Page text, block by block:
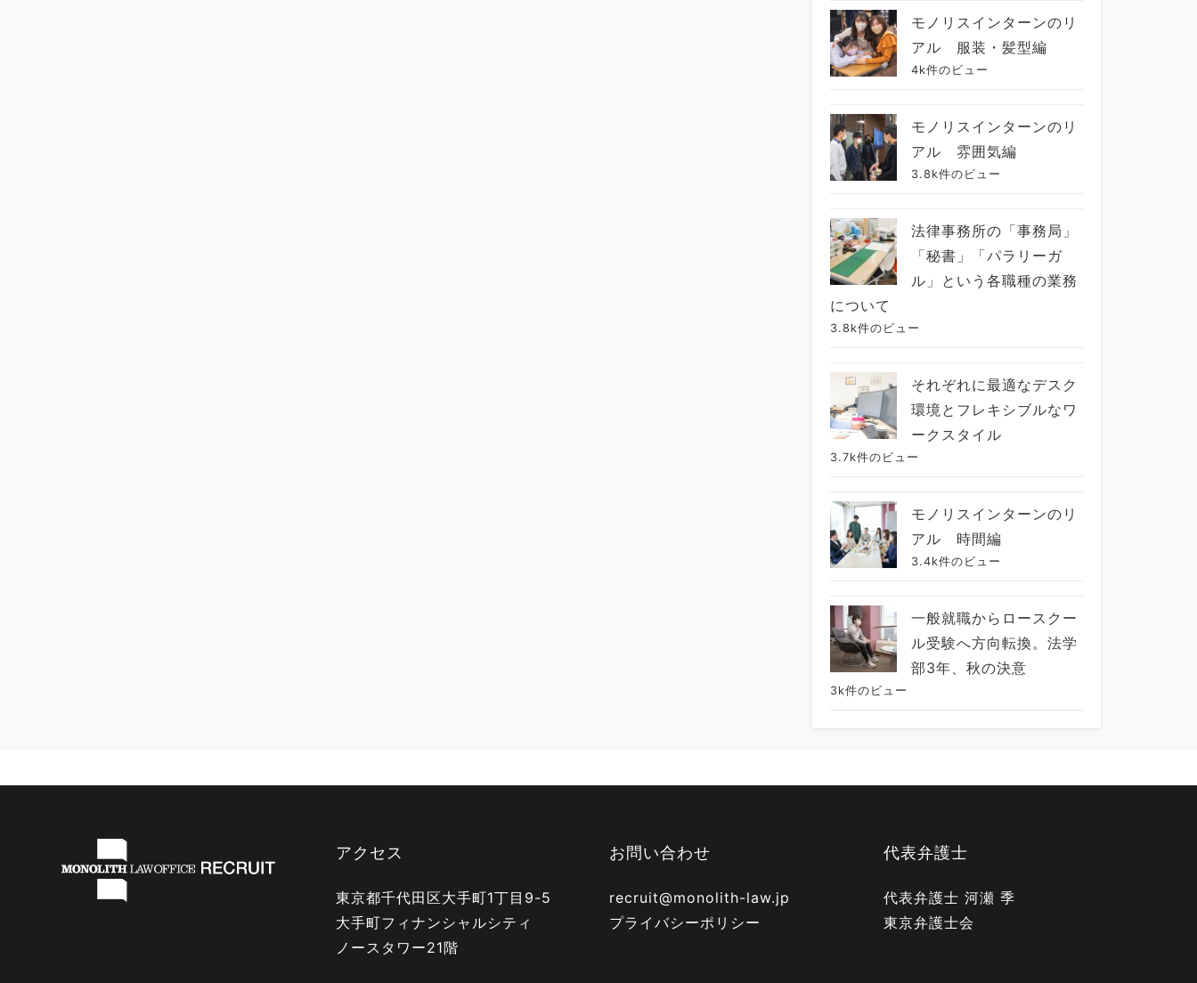
モノリスインターンのリ
アル 服装・髪型編
4k件のビュー
モノリスインターンのリ
アル 雰囲気編
3.8k件のビュー
法律事務所の「事務局」
「秘書」「パラリーガ
ル」という各職種の業務
について
3.8k件のビュー
それぞれに最適なデスク
環境とフレキシブルなワ
ークスタイル
3.7k件のビュー
モノリスインターンのリ
アル 時間編
3.4k件のビュー
一般就職からロースクー
ル受験へ方向転換。法学
部3年、秋の決意
3k件のビュー
アクセス
東京都千代田区大手町1丁目9-5
大手町フィナンシャルシティ
ノースタワー21階
お問い合わせ
recruit@monolith-law.jp
プライバシーポリシー
代表弁護士
代表弁護士 河瀬 季
東京弁護士会